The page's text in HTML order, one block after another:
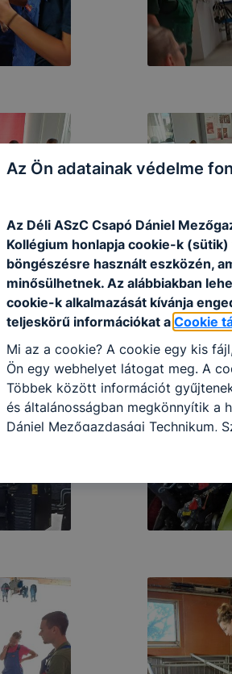
Az Ön adatainak védelme
Az Déli ASzC Csapó Dániel
Kollégium honlapja cookie-k
böngészésre használt eszközén,
minősülhetnek. Az alábbiakban
cookie-k alkalmazását kívánja
teljeskörű információkat a Cookie
Mi az a cookie? A cookie egy kis
Ön egy webhelyet látogat meg. A
Többek között információt
és általánosságban megkönnyítik a
Dániel Mezőgazdasági Technikum,
következő célokból használja:
használja Ön a honlapot -annak
látogatja, vagy használja
még jobb felhasználói élményt, ha
fejlesztése. Hogyan ellenőrizheti
ezek általában megváltoztathatók.
célja honlapunk
lehetővé tétele, a cookie-k
előfordulhat, hogy felhasználóink
teljes körű használatára, vagy a